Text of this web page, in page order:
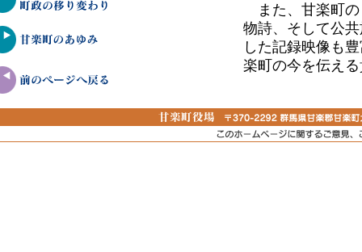
また、甘楽町の
物詩、そして公
した記録映像も
楽町の今を伝え